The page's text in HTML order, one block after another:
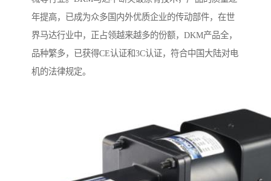
年提高，已成为众多国内外优质企业的传动部件，在世
界马达行业中，正占领越来越多的份额，DKM产品全，
品种繁多，已获得CE认证和3C认证，符合中国大陆对电
机的法律规定。